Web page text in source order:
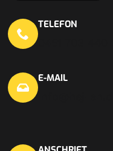
TELEFON
E-MAIL